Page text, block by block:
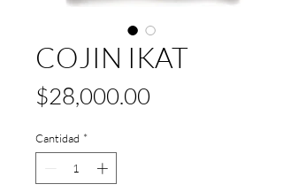
COJIN IKAT
$28,000.00Precio
Cantidad *